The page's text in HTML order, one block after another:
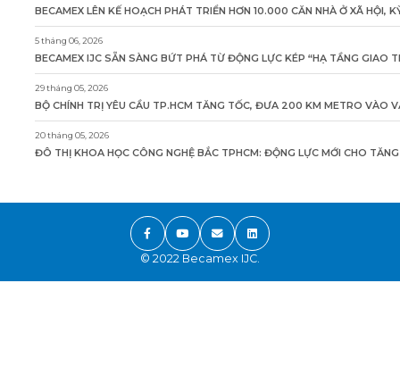
BECAMEX LÊN KẾ HOẠCH PHÁT TRIỂN HƠN 10.000 CĂN NHÀ Ở XÃ
5 tháng 06, 2026
BECAMEX IJC SẴN SÀNG BỨT PHÁ TỪ ĐỘNG LỰC KÉP “HẠ TẦNG GIAO
29 tháng 05, 2026
BỘ CHÍNH TRỊ YÊU CẦU TP.HCM TĂNG TỐC, ĐƯA 200 KM METRO VÀO
20 tháng 05, 2026
ĐÔ THỊ KHOA HỌC CÔNG NGHỆ BẮC TPHCM: ĐỘNG LỰC MỚI CHO
© 2022 Becamex IJC.